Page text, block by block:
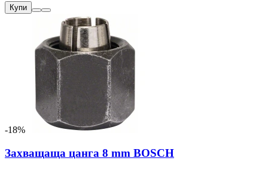
Купи
-18%
Захващаща цанга 8 mm BOSCH